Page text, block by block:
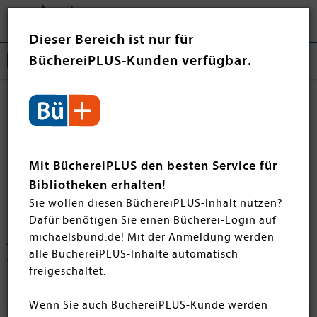
Dieser Bereich ist nur für
BüchereiPLUS-Kunden verfügbar.
Mit BüchereiPLUS den besten Service für
Bibliotheken erhalten!
Sie wollen diesen BüchereiPLUS-Inhalt nutzen?
Dafür benötigen Sie einen Bücherei-Login auf
michaelsbund.de! Mit der Anmeldung werden
alle BüchereiPLUS-Inhalte automatisch
freigeschaltet.
Wenn Sie auch BüchereiPLUS-Kunde werden
Haustier-Ratgeber
Pflege von Katzen und Hunden bis hin zu
unterhaltsamen Reiseberichten mit Tieren. Diese Bücher
bieten wertvolles Wissen, spannende Geschichten und
liebevolle Einblicke in das Leben mit Haustieren. Für
junge Tierfreunde empfehlen wir außerdem unsere
Kinderbücher über Haustiere. Viel Freude beim Stöbern
und Entdecken!